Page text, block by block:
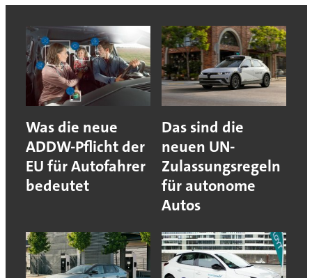
Was die neue
ADDW-Pflicht der
EU für Autofahrer
bedeutet
Das sind die
neuen UN-
Zulassungsregeln
für autonome
Autos